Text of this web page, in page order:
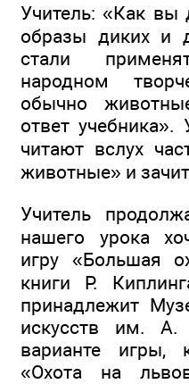
Учитель: «Как вы
образы диких и
стали
народном
обычно
ответ учебника».
читают вслух
животные» и
Учитель
нашего урока
игру «Большая
книги Р.
принадлежит
искусств им.
варианте игры,
«Охота на